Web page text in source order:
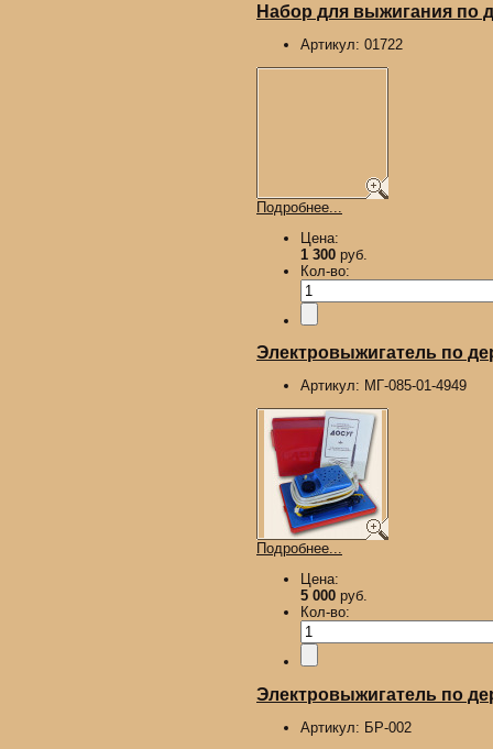
Набор для выжигания по
Артикул: 01722
Подробнее...
Цена:
1 300 руб.
Кол-во:
Электровыжигатель по
Артикул: МГ-085-01-4949
Подробнее...
Цена:
5 000 руб.
Кол-во:
Электровыжигатель по
Артикул: БР-002